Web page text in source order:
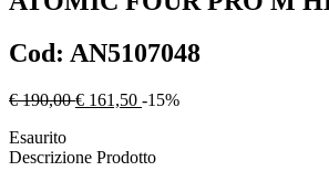
Cod: AN5107048
€ 190,00 € 161,50 -15%
Esaurito
Descrizione Prodotto